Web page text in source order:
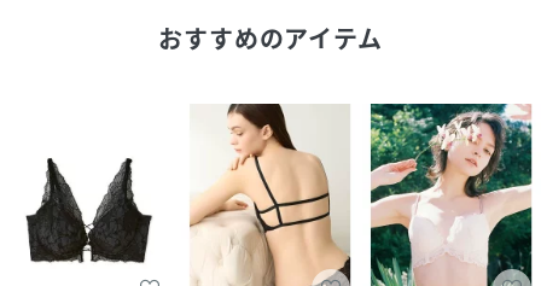
またパソコン・スマートフォンなどの環境により、若干製品
と画像のカラーが異なる場合もございます。予めご了承くだ
さい。商品の色味は、商品単品画像をご参照下さい。
※商品画像はサンプルのため、色味やサイズ等の仕様に変更
がある場合がございますので、予めご了承ください。
おすすめのアイテム